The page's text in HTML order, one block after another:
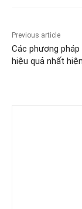
Previous article
Các phương
hiệu quả nhất